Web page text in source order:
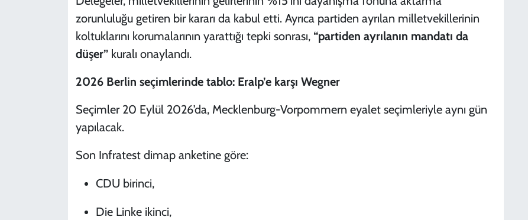
zorunluluğu getiren bir kararı da kabul etti. Ayrıca partiden ayrılan milletvekillerinin
koltuklarını korumalarının yarattığı tepki sonrası, “partiden ayrılanın mandatı da
düşer”kuralı onaylandı.
2026 Berlin seçimlerinde tablo: Eralp’e karşı Wegner
Seçimler 20 Eylül 2026’da, Mecklenburg-Vorpommern eyalet seçimleriyle aynı gün
yapılacak.
Son Infratest dimap anketine göre:
CDU birinci,
Die Linke ikinci,